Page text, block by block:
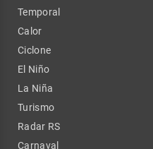
Temporal
Calor
Ciclone
El Niño
La Niña
Turismo
Radar RS
Carnaval